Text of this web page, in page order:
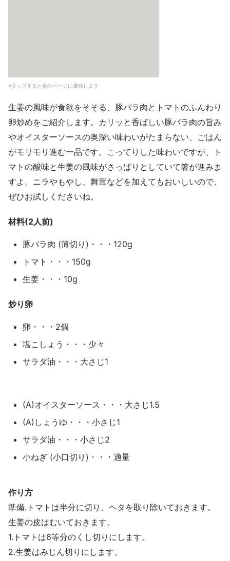
※タップすると別のページに遷移します
生姜の風味が食欲をそそる、豚バラ肉とトマトのふんわり
卵炒めをご紹介します。カリッと香ばしい豚バラ肉の旨み
やオイスターソースの奥深い味わいがたまらない、ごはん
がモリモリ進む一品です。こってりした味わいですが、ト
マトの酸味と生姜の風味がさっぱりとしていて箸が進みま
すよ。ニラやもやし、舞茸などを加えてもおいしいので、
ぜひお試しくださいね。
材料(2人前)
豚バラ肉 (薄切り)・・・120g
トマト・・・150g
生姜・・・10g
炒り卵
卵・・・2個
塩こしょう・・・少々
サラダ油・・・大さじ1
(A)オイスターソース・・・大さじ1.5
(A)しょうゆ・・・小さじ1
サラダ油・・・小さじ2
小ねぎ (小口切り)・・・適量
作り方
準備.トマトは半分に切り、ヘタを取り除いておきます。
生姜の皮はむいておきます。
1.トマトは6等分のくし切りにします。
2.生姜はみじん切りにします。